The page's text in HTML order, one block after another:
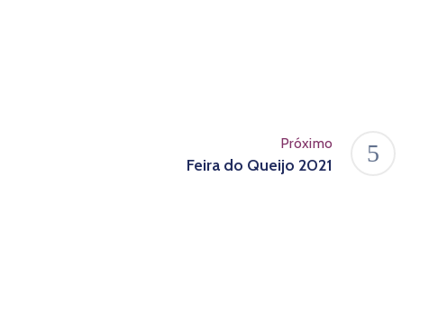
Próximo
Feira do Queijo 2021